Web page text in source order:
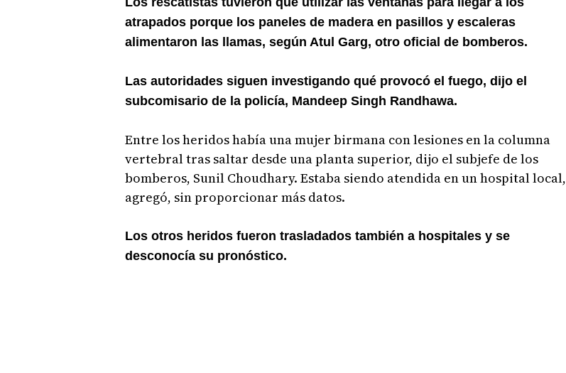
atrapados porque los paneles de madera en pasillos y escaleras
alimentaron las llamas, según Atul Garg, otro oficial de bomberos.
Las autoridades siguen investigando qué provocó el fuego, dijo el
subcomisario de la policía, Mandeep Singh Randhawa.
Entre los heridos había una mujer birmana con lesiones en la columna
vertebral tras saltar desde una planta superior, dijo el subjefe de los
bomberos, Sunil Choudhary. Estaba siendo atendida en un hospital local,
agregó, sin proporcionar más datos.
Los otros heridos fueron trasladados también a hospitales y se
desconocía su pronóstico.